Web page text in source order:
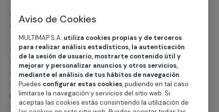
Solicita tu presupuesto y te ofreceremos una solución
diseñada a tu medida y sin ningún compromiso. Un
técnico de MULTIMAP contactará inmediatamente
contigo para informarte sobre las diferentes
alternativas que podemos ofrecerte para elservicio
general de climatización frio, como por ejemplo el
suministro de los materiales necesarios, las
intervenciones a realizar, o la mano de obra que hará
falta para completar tu proyecto.
Aviso de Cookies
MULTIMAP S.A. utiliza cookies propias y de terceros
para realizar análisis estadísticos, la autenticación
de la sesión de usuario, mostrarte contenido útil y
mejorar y personalizar anuncios y otros servicios,
mediante el análisis de tus hábitos de navegación.
Puedes configurar estas cookies, pudiendo en tal caso
limitarse la navegación y servicios del sitio web. Si
aceptas las cookies estás consintiendo la utilización de